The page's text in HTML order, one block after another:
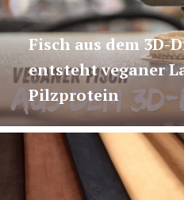
Fisch aus dem 3D-
entsteht veganer
Pilzprotein